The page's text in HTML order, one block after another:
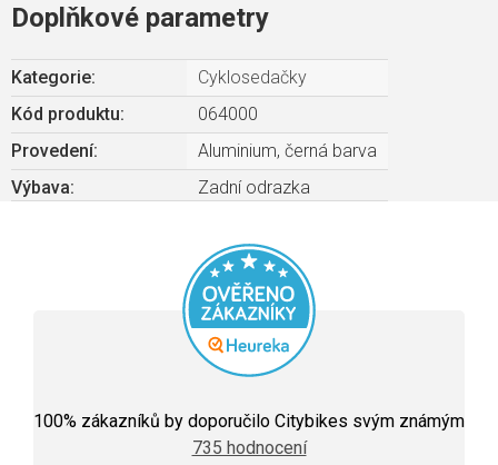
Doplňkové parametry
Kategorie:
Cyklosedačky
Kód produktu:
064000
Provedení:
Aluminium, černá barva
Výbava: Zadní odrazka
hodnocení
obchodu
je
100% zákazníků by doporučilo Citybikes svým známým
735 hodnocení